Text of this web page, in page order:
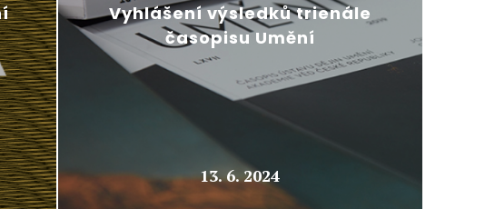
Vyhlášení výsledků trienále
časopisu Umění
13. 6. 2024